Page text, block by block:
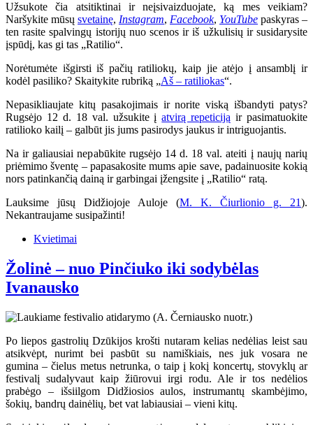
Užsukote čia atsitiktinai ir neįsivaizduojate, ką mes veikiam?
Naršykite mūsų svetainę, Instagram, Facebook, YouTube paskyras –
ten rasite spalvingų istorijų nuo scenos ir iš užkulisių ir susidarysite
įspūdį, kas gi tas „Ratilio“.
Norėtumėte išgirsti iš pačių ratiliokų, kaip jie atėjo į ansamblį ir
kodėl pasiliko? Skaitykite rubriką „Aš – ratiliokas“.
Nepasikliaujate kitų pasakojimais ir norite viską išbandyti patys?
Rugsėjo 12 d. 18 val. užsukite įatvirą repeticiją ir pasimatuokite
ratilioko kailį – galbūt jis jums pasirodys jaukus ir intriguojantis.
Na ir galiausiai nepabūkite rugsėjo 14 d. 18 val. ateiti į naujų narių
priėmimo šventę – papasakosite mums apie save, padainuosite kokią
nors patinkančią dainą ir garbingai įžengsite į „Ratilio“ ratą.
Lauksime jūsų Didžiojoje Auloje (M. K. Čiurlionio g. 21).
Nekantraujame susipažinti!
Kvietimai
Žolinė – nuo Pinčiuko iki sodybėlas
Ivanausko
Po liepos gastrolių Dzūkijos krošti nutaram kelias nedėlias leist sau
atsikvėpt, nurimt bei pasbūt su namiškiais, nes juk vosara ne
gumina – čielus metus netrunka, o taip į kokį koncertų, stovyklų ar
festivalį sudalyvaut kaip žiūrovui irgi rodu. Ale ir tos nedėlios
prabėgo – išsiilgom Didžiosios aulos, instrumantų skambėjimo,
šokių, bandrų dainėlių, bet vat labiausiai – vieni kitų.